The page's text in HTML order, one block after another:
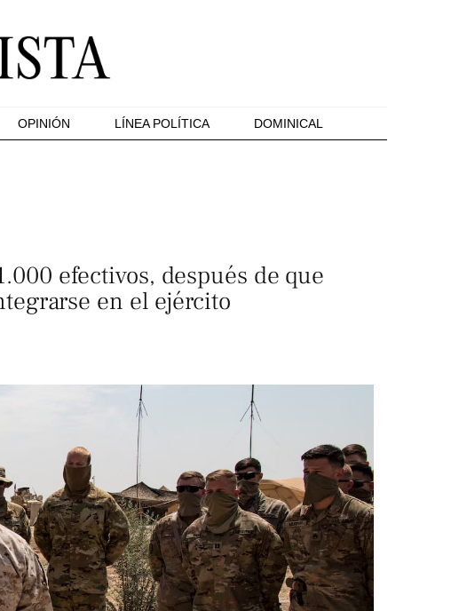
OPINIÓN LÍNEA POLÍTICA DOMINICAL
efectivos, después de que
en el ejército